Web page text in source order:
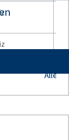
Alle